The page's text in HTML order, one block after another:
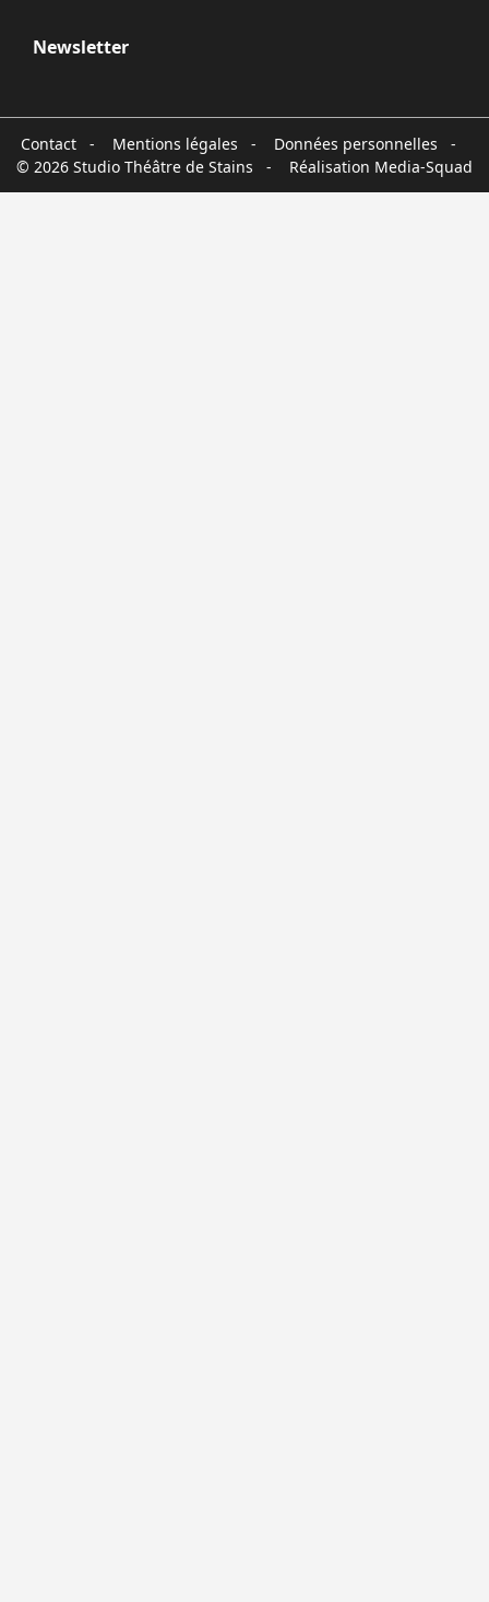
Newsletter
Contact- Mentions légales - Données personnelles -
© 2026 Studio Théâtre de Stains - Réalisation Media-Squad